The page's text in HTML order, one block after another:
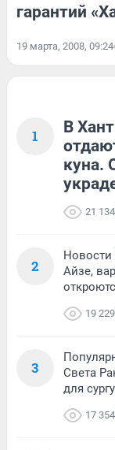
гарантий
19 марта, 2008, 09:24
1
В
куна.
21 134
2
Новости
Айзе,
19 229
3
Света
для
17 354